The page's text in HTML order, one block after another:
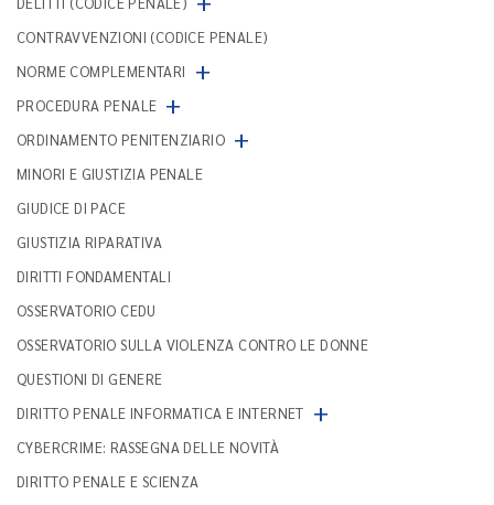
CONTRAVVENZIONI (CODICE PENALE)
NORME COMPLEMENTARI
+
PROCEDURA PENALE +
ORDINAMENTO PENITENZIARIO +
MINORI E GIUSTIZIA PENALE
GIUDICE DI PACE
GIUSTIZIA RIPARATIVA
DIRITTI FONDAMENTALI
OSSERVATORIO CEDU
OSSERVATORIO SULLA VIOLENZA CONTRO LE DONNE
QUESTIONI DI GENERE
DIRITTO PENALE INFORMATICA E INTERNET +
CYBERCRIME: RASSEGNA DELLE NOVITÀ
DIRITTO PENALE E SCIENZA